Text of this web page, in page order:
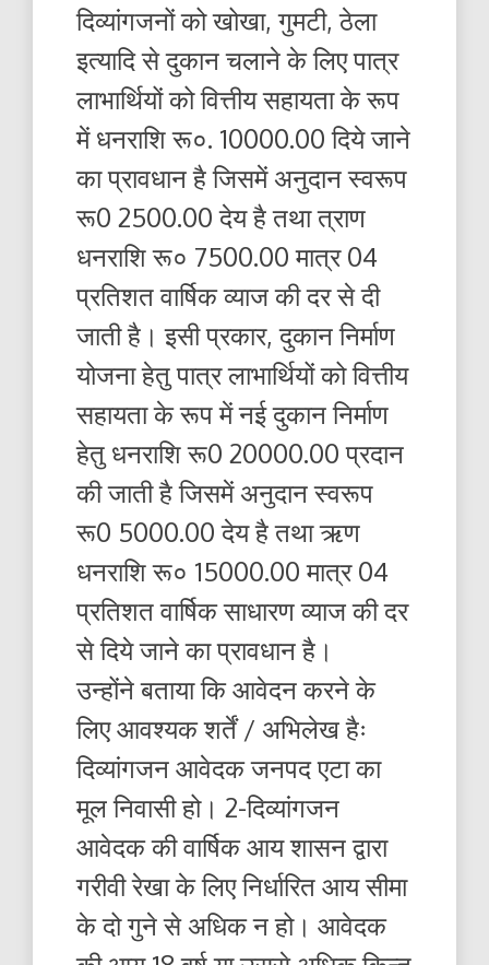
दिव्यांगजनों को खोखा, गुमटी, ठेला
इत्यादि से दुकान चलाने के लिए पात्र
लाभार्थियों को वित्तीय सहायता के रूप
में धनराशि रू०. 10000.00 दिये जाने
का प्रावधान है जिसमें अनुदान स्वरूप
रू0 2500.00 देय है तथा त्राण
धनराशि रू० 7500.00 मात्र 04
प्रतिशत वार्षिक व्याज की दर से दी
जाती है। इसी प्रकार, दुकान निर्माण
योजना हेतु पात्र लाभार्थियों को वित्तीय
सहायता के रूप में नई दुकान निर्माण
हेतु धनराशि रू0 20000.00 प्रदान
की जाती है जिसमें अनुदान स्वरूप
रू0 5000.00 देय है तथा ऋण
धनराशि रू० 15000.00 मात्र 04
प्रतिशत वार्षिक साधारण व्याज की दर
से दिये जाने का प्रावधान है।
उन्होंने बताया कि आवेदन करने के
लिए आवश्यक शर्तें / अभिलेख हैः
दिव्यांगजन आवेदक जनपद एटा का
मूल निवासी हो। 2-दिव्यांगजन
आवेदक की वार्षिक आय शासन द्वारा
गरीवी रेखा के लिए निर्धारित आय सीमा
के दो गुने से अधिक न हो। आवेदक